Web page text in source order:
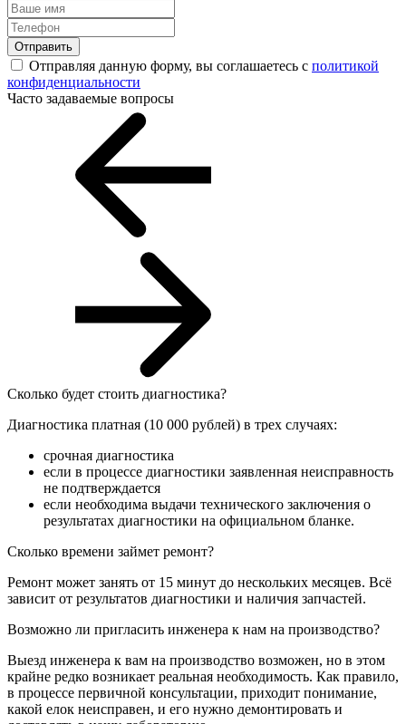
Отправить
Отправляя данную форму, вы соглашаетесь с политикой
конфиденциальности
Часто задаваемые вопросы
Сколько будет стоить диагностика?
Диагностика платная (10 000 рублей) в трех случаях:
срочная диагностика
если в процессе диагностики заявленная неисправность
не подтверждается
если необходима выдачи технического заключения о
результатах диагностики на официальном бланке.
Сколько времени займет ремонт?
Ремонт может занять от 15 минут до нескольких месяцев. Всё
зависит от результатов диагностики и наличия запчастей.
Возможно ли пригласить инженера к нам на производство?
Выезд инженера к вам на производство возможен, но в этом
крайне редко возникает реальная необходимость. Как правило,
в процессе первичной консультации, приходит понимание,
какой елок неисправен, и его нужно демонтировать и